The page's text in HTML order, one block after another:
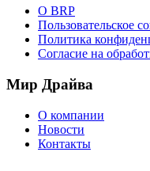
О BRP
Пользовательское
Политика
Согласие на
Мир Драйва
О компании
Новости
Контакты